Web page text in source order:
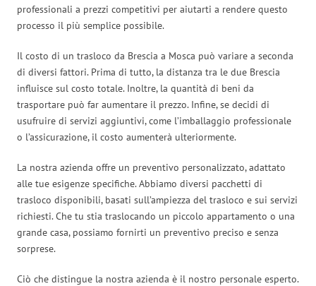
professionali a prezzi competitivi per aiutarti a rendere questo
processo il più semplice possibile.
Il costo di un trasloco da Brescia a Mosca può variare a seconda
di diversi fattori. Prima di tutto, la distanza tra le due Brescia
influisce sul costo totale. Inoltre, la quantità di beni da
trasportare può far aumentare il prezzo. Infine, se decidi di
usufruire di servizi aggiuntivi, come l’imballaggio professionale
o l’assicurazione, il costo aumenterà ulteriormente.
La nostra azienda offre un preventivo personalizzato, adattato
alle tue esigenze specifiche. Abbiamo diversi pacchetti di
trasloco disponibili, basati sull’ampiezza del trasloco e sui servizi
richiesti. Che tu stia traslocando un piccolo appartamento o una
grande casa, possiamo fornirti un preventivo preciso e senza
sorprese.
Ciò che distingue la nostra azienda è il nostro personale esperto.